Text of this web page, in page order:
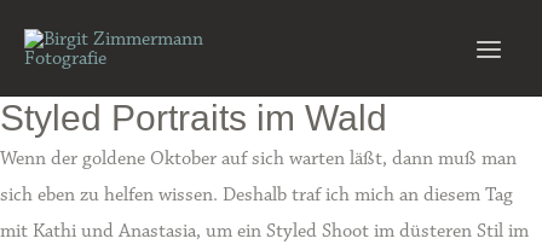
Inhalt
Styled Portraits im Wald
Wenn der goldene Oktober auf sich warten läßt, dann muß man
sich eben zu helfen wissen. Deshalb traf ich mich an diesem Tag
mit Kathi und Anastasia, um ein Styled Shoot im düsteren Stil im